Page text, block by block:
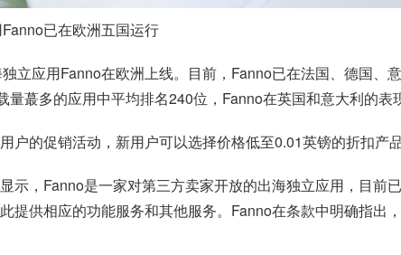
Fanno已在欧洲五国运行
立应用Fanno在欧洲上线。目前，Fanno已在法国、德国
量蕞多的应用中平均排名240位，Fanno在英国和意大利的表
户的促销活动，新用户可以选择价格低至0.01英镑的折扣产
示，Fanno是一家对第三方卖家开放的出海独立应用，目
提供相应的功能服务和其他服务。Fanno在条款中明确指